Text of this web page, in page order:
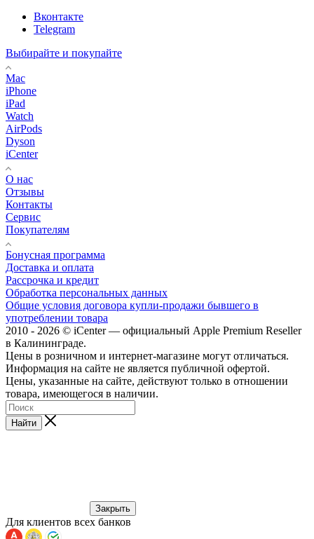
Вконтакте
Telegram
Выбирайте и покупайте
Mac
iPhone
iPad
Watch
AirPods
Dyson
iCenter
О нас
Отзывы
Контакты
Сервис
Покупателям
Бонусная программа
Доставка и оплата
Рассрочка и кредит
Обработка персональных данных
Общие условия договора купли-продажи бывшего в
употреблении товара
2010 - 2026 © iCenter — официальный Apple Premium Reseller
в Калининграде.
Цены в розничном и интернет-магазине могут отличаться.
Информация на сайте не является публичной офертой.
Цены, указанные на сайте, действуют только в отношении
товара, имеющегося в наличии.
Найти
Закрыть
Для клиентов всех банков